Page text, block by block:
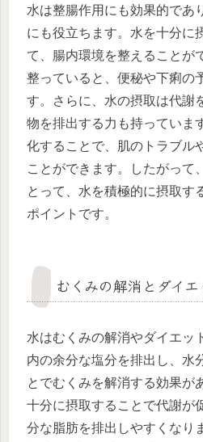
水は整腸作用にも効果的であ
にも役立ちます。水を十分に
て、腸内環境を整えることが
整っていると、便秘や下痢の
す。さらに、水の摂取は代謝
物を排出する力も持っていま
化することで、肌のトラブル
ことができます。したがって
とって、水を積極的に摂取す
ポイントです。
むくみの解消とダイ
水はむくみの解消やダイエッ
内の余分な塩分を排出し、水
とでむくみを解消する効果が
十分に摂取することで代謝が
分な脂肪を排出しやすくなり